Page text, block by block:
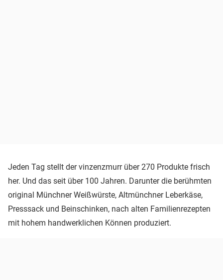
Jeden Tag stellt der vinzenzmurr über 270 Produkte frisch
her. Und das seit über 100 Jahren. Darunter die berühmten
original Münchner Weißwürste, Altmünchner Leberkäse,
Presssack und Beinschinken, nach alten Familienrezepten
mit hohem handwerklichen Können produziert.